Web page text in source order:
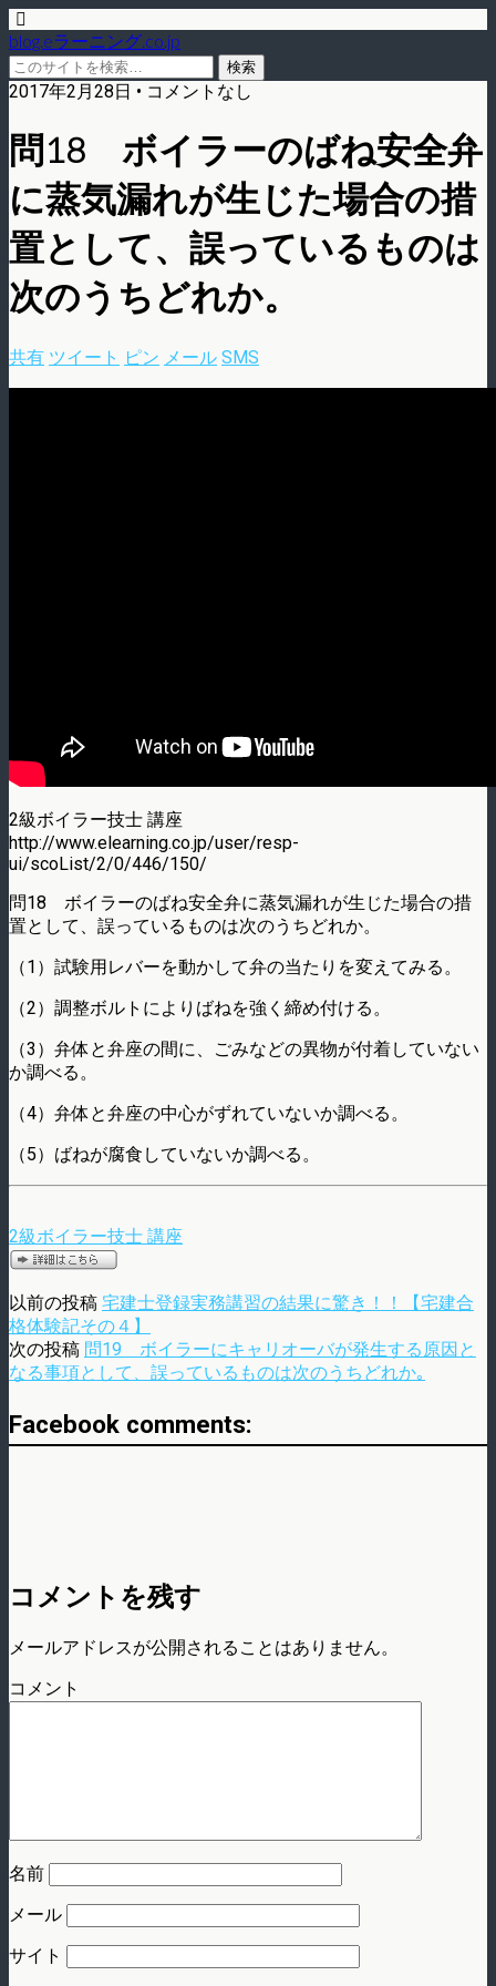
blog.eラーニング.co.jp
2017年2月28日 • コメントなし
問18 ボイラーのばね安全弁
に蒸気漏れが生じた場合の措
置として、誤っているものは
次のうちどれか。
共有 ツイート ピン メール SMS
2級ボイラー技士 講座
http://www.elearning.co.jp/user/resp-
ui/scoList/2/0/446/150/
問18 ボイラーのばね安全弁に蒸気漏れが生じた場合の措
置として、誤っているものは次のうちどれか。
（1）試験用レバーを動かして弁の当たりを変えてみる。
（2）調整ボルトによりばねを強く締め付ける。
（3）弁体と弁座の間に、ごみなどの異物が付着していない
か調べる。
（4）弁体と弁座の中心がずれていないか調べる。
（5）ばねが腐食していないか調べる。
2級ボイラー技士 講座
以前の投稿 宅建士登録実務講習の結果に驚き！！【宅建合
格体験記その４】
次の投稿 問19 ボイラーにキャリオーバが発生する原因と
なる事項として、誤っているものは次のうちどれか｡
Facebook comments:
コメントを残す
メールアドレスが公開されることはありません。
コメント
名前
メール
サイト